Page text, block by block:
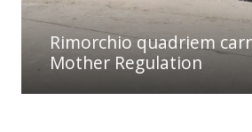
Rimorchio quadriem
Mother Regulation